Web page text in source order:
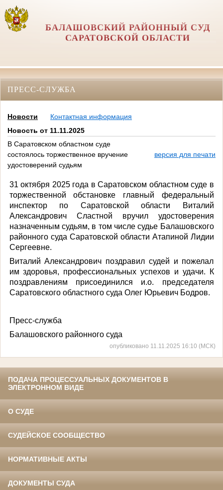
БАЛАШОВСКИЙ РАЙОННЫЙ СУД
САРАТОВСКОЙ ОБЛАСТИ
ПРЕСС-СЛУЖБА
Новости
Контактная информация
Новость от 11.11.2025
В Саратовском областном суде
состоялось торжественное вручение
удостоверений судьям
версия для печати
31 октября 2025 года в Саратовском областном суде в
торжественной обстановке главный федеральный
инспектор по Саратовской области Виталий
Александрович Сластной вручил удостоверения
назначенным судьям, в том числе судье Балашовского
районного суда Саратовской области Атапиной Лидии
Сергеевне.
Виталий Александрович поздравил судей и пожелал
им здоровья, профессиональных успехов и удачи. К
поздравлениям присоединился и.о. председателя
Саратовского областного суда Олег Юрьевич Бодров.
Пресс-служба
Балашовского районного суда
опубликовано 11.11.2025 16:10 (МСК)
ПОДАЧА ПРОЦЕССУАЛЬНЫХ ДОКУМЕНТОВ В
ЭЛЕКТРОННОМ ВИДЕ
О СУДЕ
СУДЕЙСКОЕ СООБЩЕСТВО
НОРМАТИВНЫЕ АКТЫ
ДОКУМЕНТЫ СУДА